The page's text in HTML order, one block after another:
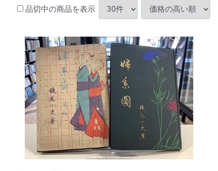
品切中の商品を表示